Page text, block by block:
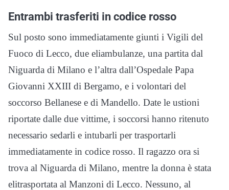
Entrambi trasferiti in codice rosso
Sul posto sono immediatamente giunti i Vigili del
Fuoco di Lecco, due eliambulanze, una partita dal
Niguarda di Milano e l’altra dall’Ospedale Papa
Giovanni XXIII di Bergamo, e i volontari del
soccorso Bellanese e di Mandello. Date le ustioni
riportate dalle due vittime, i soccorsi hanno ritenuto
necessario sedarli e intubarli per trasportarli
immediatamente in codice rosso. Il ragazzo ora si
trova al Niguarda di Milano, mentre la donna è stata
elitrasportata al Manzoni di Lecco. Nessuno, al